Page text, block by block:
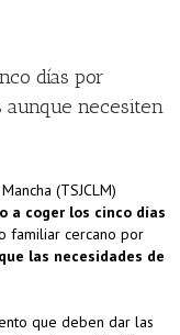
días por
aunque necesiten
(TSJCLM)
a coger los cinco días
familiar cercano por
las necesidades de
que deben dar las